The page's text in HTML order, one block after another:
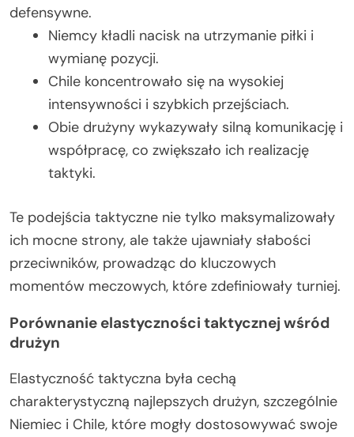
defensywne.
Niemcy kładli nacisk na utrzymanie piłki i
wymianę pozycji.
Chile koncentrowało się na wysokiej
intensywności i szybkich przejściach.
Obie drużyny wykazywały silną komunikację i
współpracę, co zwiększało ich realizację
taktyki.
Te podejścia taktyczne nie tylko maksymalizowały
ich mocne strony, ale także ujawniały słabości
przeciwników, prowadząc do kluczowych
momentów meczowych, które zdefiniowały turniej.
Porównanie elastyczności taktycznej wśród
drużyn
Elastyczność taktyczna była cechą
charakterystyczną najlepszych drużyn, szczególnie
Niemiec i Chile, które mogły dostosowywać swoje